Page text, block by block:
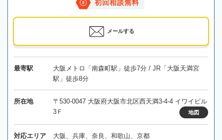
初回相談無料
メールする
最寄駅
大阪メトロ「南森町駅」徒歩7分 / JR「大阪天満宮
駅」徒歩8分
所在地
〒530-0047 大阪府大阪市北区西天満3-4-4 イワイビル
3Ｆ
地図
対応エリア 大阪、兵庫、奈良、和歌山、京都